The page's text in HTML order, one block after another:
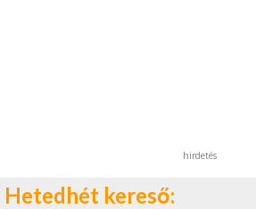
hirdetés
Hetedhét kereső: